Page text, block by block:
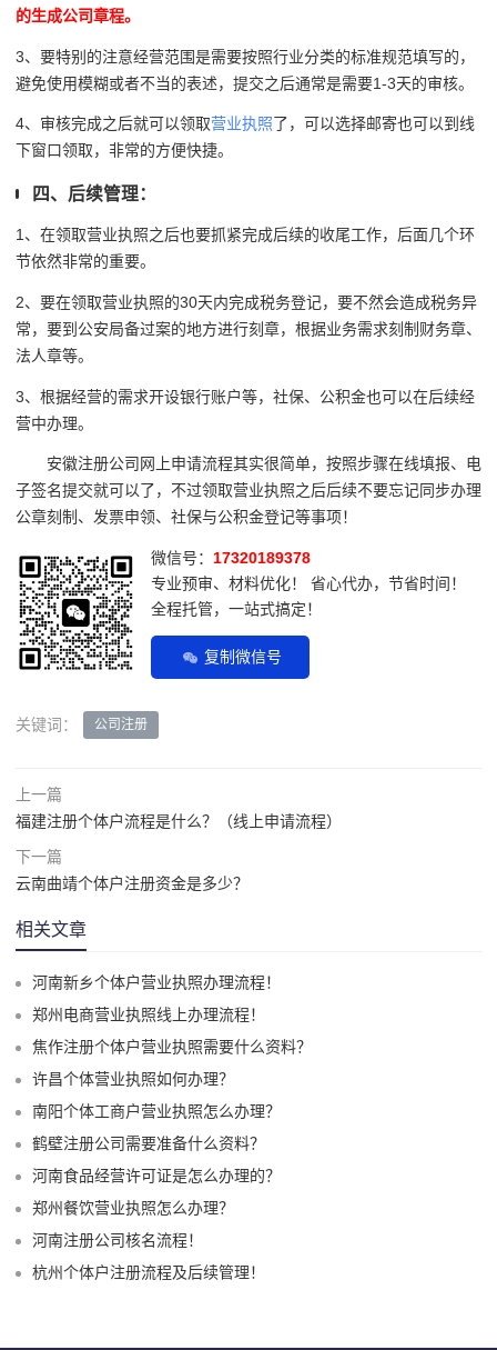
的生成公司章程。
3、要特别的注意经营范围是需要按照行业分类的标准规范填写的，
避免使用模糊或者不当的表述，提交之后通常是需要1-3天的审核。
4、审核完成之后就可以领取营业执照了，可以选择邮寄也可以到线
下窗口领取，非常的方便快捷。
四、后续管理：
1、在领取营业执照之后也要抓紧完成后续的收尾工作，后面几个环
节依然非常的重要。
2、要在领取营业执照的30天内完成税务登记，要不然会造成税务异
常，要到公安局备过案的地方进行刻章，根据业务需求刻制财务章、
法人章等。
3、根据经营的需求开设银行账户等，社保、公积金也可以在后续经
营中办理。
安徽注册公司网上申请流程其实很简单，按照步骤在线填报、电
子签名提交就可以了，不过领取营业执照之后后续不要忘记同步办理
公章刻制、发票申领、社保与公积金登记等事项！
微信号： 17320189378
专业预审、材料优化！ 省心代办，节省时间！
全程托管，一站式搞定！
复制微信号
关键词： 公司注册
上一篇
福建注册个体户流程是什么？（线上申请流程）
下一篇
云南曲靖个体户注册资金是多少？
相关文章
河南新乡个体户营业执照办理流程！
郑州电商营业执照线上办理流程！
焦作注册个体户营业执照需要什么资料？
许昌个体营业执照如何办理？
南阳个体工商户营业执照怎么办理？
鹤壁注册公司需要准备什么资料？
河南食品经营许可证是怎么办理的？
郑州餐饮营业执照怎么办理？
河南注册公司核名流程！
杭州个体户注册流程及后续管理！